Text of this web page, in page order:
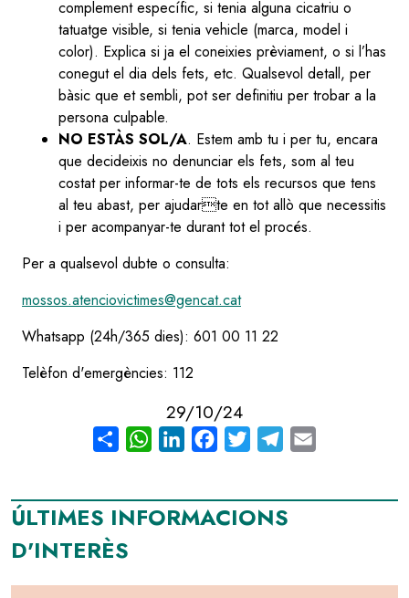
complement específic, si tenia alguna cicatriu o
tatuatge visible, si tenia vehicle (marca, model i
color). Explica si ja el coneixies prèviament, o si l’has
conegut el dia dels fets, etc. Qualsevol detall, per
bàsic que et sembli, pot ser definitiu per trobar a la
persona culpable.
NO ESTÀS SOL/A. Estem amb tu i per tu, encara
que decideixis no denunciar els fets, som al teu
costat per informar-te de tots els recursos que tens
al teu abast, per ajudarte en tot allò que necessitis
i per acompanyar-te durant tot el procés.
Per a qualsevol dubte o consulta:
mossos.atenciovictimes@gencat.cat
Whatsapp (24h/365 dies): 601 00 11 22
Telèfon d'emergències: 112
29/10/24
Share WhatsAppLinkedInFacebook
Twitter Telegram
ÚLTIMES INFORMACIONS
D'INTERÈS